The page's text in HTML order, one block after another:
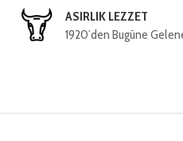
2500 TL ÜZERİ
2500 TL Üzeri